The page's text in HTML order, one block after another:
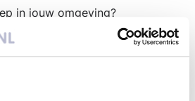
in jouw omgeving?
aanbod van groepen aangevuld;
in de gaten voor nieuw